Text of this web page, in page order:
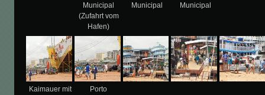
Municipal
(Zufahrt vom
Hafen)
Municipal
Municipal
Kaimauer mit
Porto